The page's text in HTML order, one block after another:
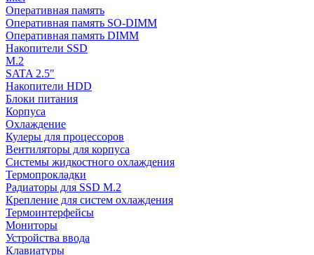
Оперативная память
Оперативная память SO-DIMM
Оперативная память DIMM
Накопители SSD
M.2
SATA 2.5"
Накопители HDD
Блоки питания
Корпуса
Охлаждение
Кулеры для процессоров
Вентиляторы для корпуса
Системы жидкостного охлаждения
Термопрокладки
Радиаторы для SSD M.2
Крепление для систем охлаждения
Термоинтерфейсы
Мониторы
Устройства ввода
Клавиатуры